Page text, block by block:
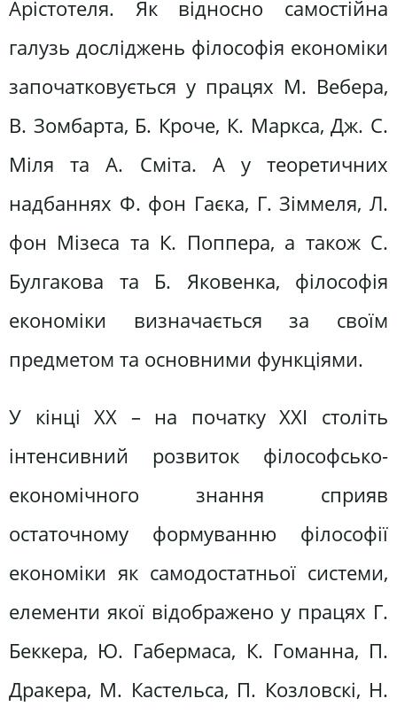
Арістотеля. Як відносно самостійна
галузь досліджень філософія економіки
започатковується у працях М. Вебера,
В. Зомбарта, Б. Кроче, К. Маркса, Дж. С.
Міля та А. Сміта. А у теоретичних
надбаннях Ф. фон Гаєка, Г. Зіммеля, Л.
фон Мізеса та К. Поппера, а також С.
Булгакова та Б. Яковенка, філософія
економіки визначається за своїм
предметом та основними функціями.
У кінці ХХ – на початку ХХІ століть
інтенсивний розвиток філософсько-
економічного знання сприяв
остаточному формуванню філософії
економіки як самодостатньої системи,
елементи якої відображено у працях Г.
Беккера, Ю. Габермаса, К. Гоманна, П.
Дракера, М. Кастельса, П. Козловскі, Н.